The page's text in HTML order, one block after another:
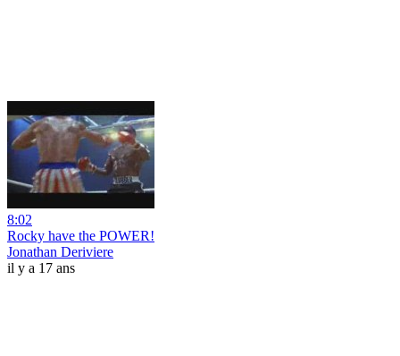
8:02
Rocky have the POWER!
Jonathan Deriviere
il y a 17 ans